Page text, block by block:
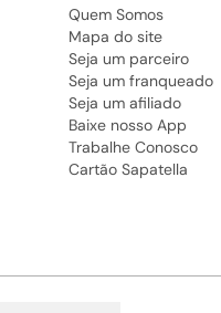
sandália salto alto grosso: equilíbrio entre
Quem Somos
Mapa do site
Seja um parceiro
Seja um franqueado
Seja um afiliado
Baixe nosso App
Trabalhe Conosco
Cartão Sapatella